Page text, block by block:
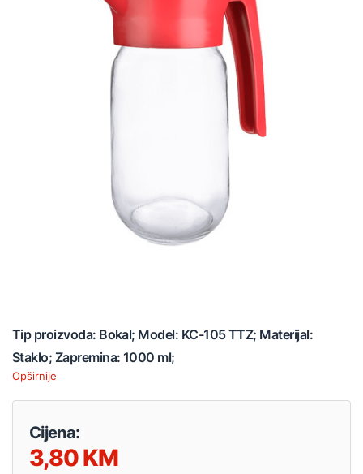
Tip proizvoda: Bokal; Model: KC-105 TTZ; Materijal:
Staklo; Zapremina: 1000 ml;
Opširnije
Cijena:
3,80